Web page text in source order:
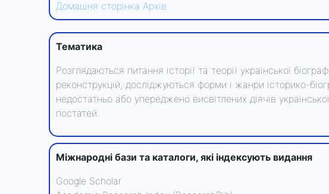
Домашня сторінка Архів
Тематика
Розглядаються питання історії та теорії української
реконструкцій, досліджуються форми і жанри історико-
недостатньо або упереджено висвітлених діячів
постатей.
Міжнародні бази та каталоги, які індексують видання
Google Scholar